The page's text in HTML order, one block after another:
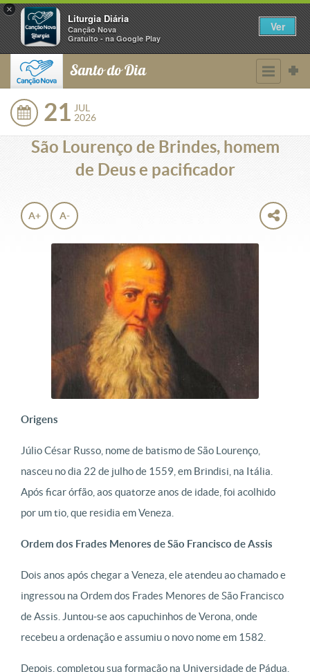
×
Liturgia Diária
Canção Nova
Gratuito - na Google Play
Ver
Santo do Dia
21 JUL
2026
São Lourenço de Brindes, homem
de Deus e pacificador
A+ A-
Origens
Júlio César Russo, nome de batismo de São Lourenço,
nasceu no dia 22 de julho de 1559, em Brindisi, na Itália.
Após ficar órfão, aos quatorze anos de idade, foi acolhido
por um tio, que residia em Veneza.
Ordem dos Frades Menores de São Francisco de Assis
Dois anos após chegar a Veneza, ele atendeu ao chamado e
ingressou na Ordem dos Frades Menores de São Francisco
de Assis. Juntou-se aos capuchinhos de Verona, onde
recebeu a ordenação e assumiu o novo nome em 1582.
Depois, completou sua formação na Universidade de Pádua.